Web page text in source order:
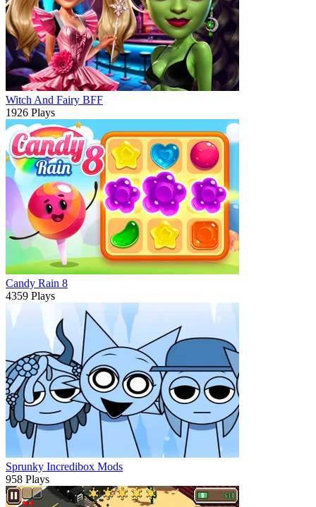
Witch And Fairy BFF
1926 Plays
Candy Rain 8
4359 Plays
Sprunky Incredibox Mods
958 Plays